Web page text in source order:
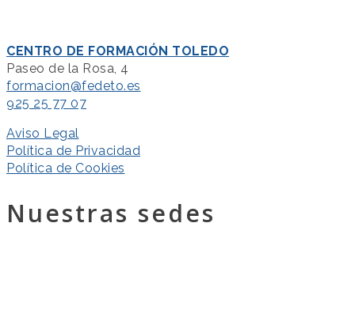
CENTRO DE FORMACIÓN TOLEDO
Paseo de la Rosa, 4
formacion@fedeto.es
925 25 77 07
Aviso Legal
Política de Privacidad
Política de Cookies
Nuestras sedes